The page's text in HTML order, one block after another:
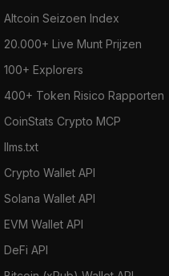
Altcoin Seizoen Index
20.000+ Live Munt Prijzen
100+ Explorers
400+ Token Risico Rapporten
CoinStats Crypto MCP
llms.txt
Crypto Wallet API
Solana Wallet API
EVM Wallet API
DeFi API